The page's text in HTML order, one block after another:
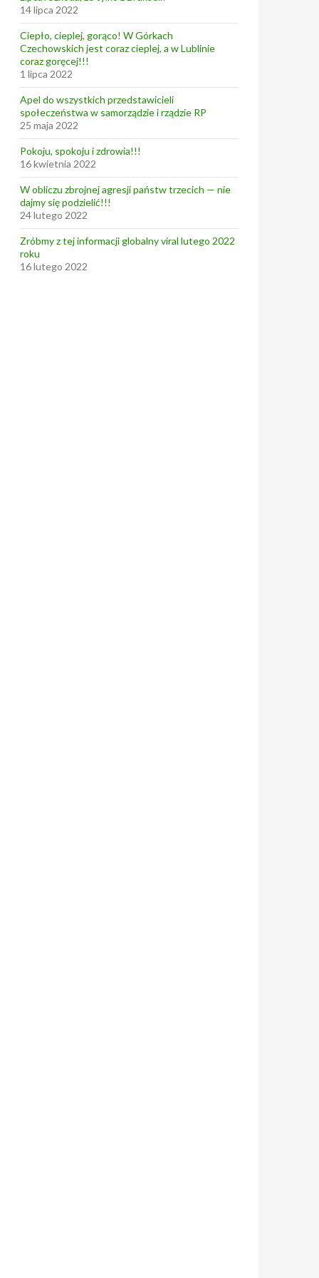
14 lipca 2022
Ciepło, cieplej, gorąco! W Górkach
Czechowskich jest coraz cieplej, a w Lublinie
coraz goręcej!!!
1 lipca 2022
Apel do wszystkich przedstawicieli
społeczeństwa w samorządzie i rządzie RP
25 maja 2022
Pokoju, spokoju i zdrowia!!!
16 kwietnia 2022
W obliczu zbrojnej agresji państw trzecich — nie
dajmy się podzielić!!!
24 lutego 2022
Zróbmy z tej informacji globalny viral lutego 2022
roku
16 lutego 2022